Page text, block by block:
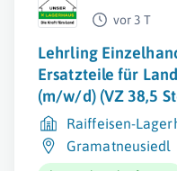
vor 3 T
Lehrling
Ersatzteile für
(m/w/d) (VZ 38,5
Raiffeisen-
Gramatneusiedl